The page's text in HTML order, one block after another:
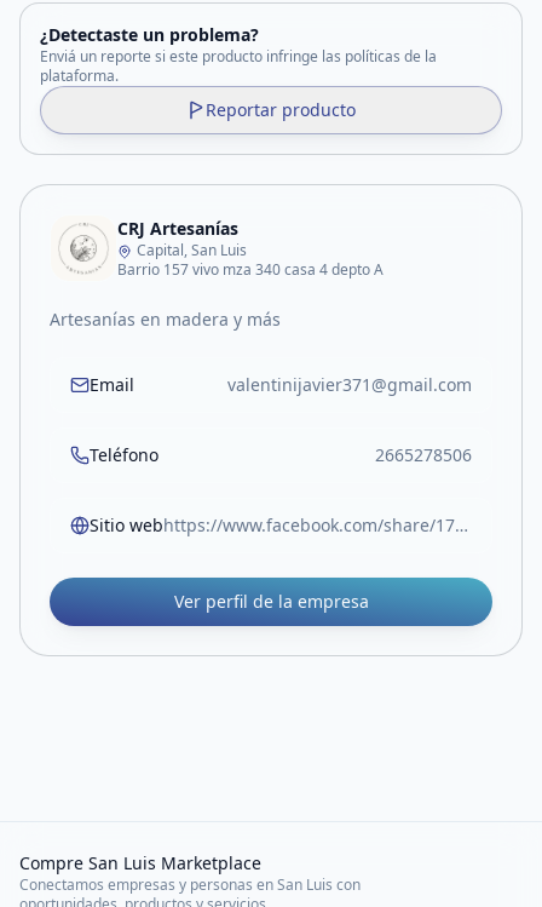
¿Detectaste un problema?
Enviá un reporte si este producto infringe las políticas de la
plataforma.
Reportar producto
CRJ Artesanías
Capital, San Luis
Barrio 157 vivo mza 340 casa 4 depto A
Artesanías en madera y más
Email valentinijavier371@gmail.com
Teléfono 2665278506
Sitio web https://www.facebook.com/share/177eBB6bdV/
Ver perfil de la empresa
Compre San Luis Marketplace
Conectamos empresas y personas en San Luis con